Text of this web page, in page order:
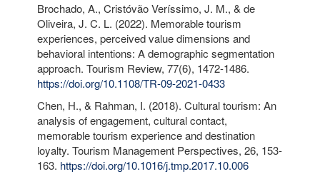
Brochado, A., Cristóvão Veríssimo, J. M., & de
Oliveira, J. C. L. (2022). Memorable tourism
experiences, perceived value dimensions and
behavioral intentions: A demographic segmentation
approach. Tourism Review, 77(6), 1472-1486.
https://doi.org/10.1108/TR-09-2021-0433
Chen, H., & Rahman, I. (2018). Cultural tourism: An
analysis of engagement, cultural contact,
memorable tourism experience and destination
loyalty. Tourism Management Perspectives, 26, 153-
163. https://doi.org/10.1016/j.tmp.2017.10.006